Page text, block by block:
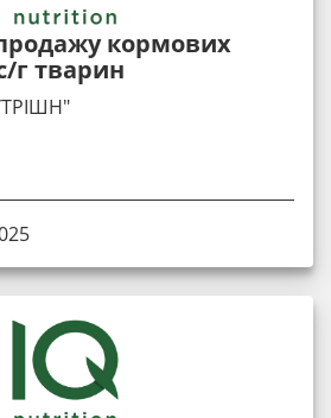
кормових
г тварин